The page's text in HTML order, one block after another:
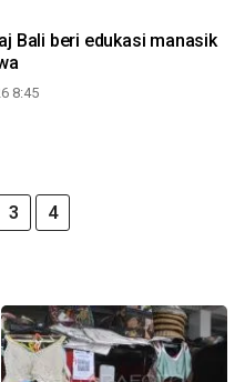
Bali beri edukasi manasik
8:45
3 4